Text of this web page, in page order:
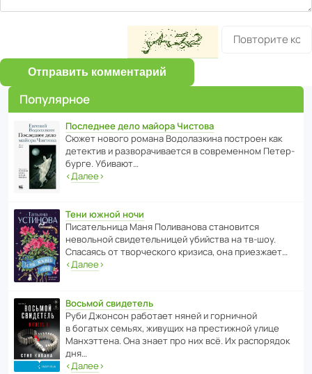
Отправить комментарий
Популярное
Последнее дело майора Чистова
Сюжет нового романа Водо­ла­з­кина пост­роен как
дете­ктив и разво­ра­чи­ва­ется в совре­менном Пете­р­
бурге. Убивают…
‹Далее›
Тени южной ночи
Писа­тель­ница Маня Поли­ва­нова стано­вится
невольной свиде­тель­ницей убийства на тв-шоу.
Спасаясь от твор­че­с­кого кризиса, она приезжает…
‹Далее›
Восьмой свидетель
Руби Джонсон рабо­тает няней и горни­чной
в богатых семьях, живущих на прес­ти­жной улице
Манх­эт­тена. Она знает про них всё. Их распо­рядок
дня…
‹Далее›